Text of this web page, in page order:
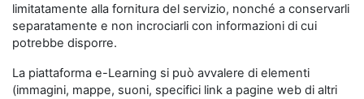
limitatamente alla fornitura del servizio, nonché a conservarli
separatamente e non incrociarli con informazioni di cui
potrebbe disporre.
La piattaforma e-Learning si può avvalere di elementi
(immagini, mappe, suoni, specifici link a pagine web di altri